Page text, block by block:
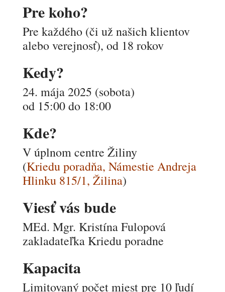
Pre koho?
Pre každého (či už našich klientov
alebo verejnosť), od 18 rokov
Kedy?
24. mája 2025 (sobota)
od 15:00 do 18:00
Kde?
V úplnom centre Žiliny
(Kriedu poradňa, Námestie Andreja
Hlinku 815/1, Žilina)
Viesť vás bude
MEd. Mgr. Kristína Fulopová
zakladateľka Kriedu poradne
Kapacita
Limitovaný počet miest pre 10 ľudí